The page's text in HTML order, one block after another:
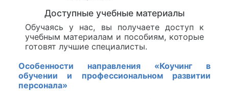
Доступные учебные материалы
Обучаясь у нас, вы получаете доступ к
учебным материалам и пособиям, которые
готовят лучшие специалисты.
Особенности направления «Коучинг в
обучении и профессиональном развитии
персонала»